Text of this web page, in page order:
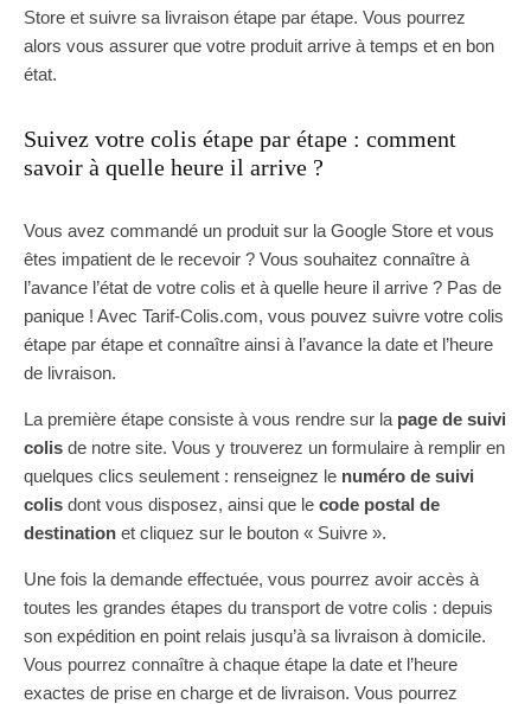
Store et suivre sa livraison étape par étape. Vous pourrez
alors vous assurer que votre produit arrive à temps et en bon
état.
Suivez votre colis étape par étape : comment
savoir à quelle heure il arrive ?
Vous avez commandé un produit sur la Google Store et vous
êtes impatient de le recevoir ? Vous souhaitez connaître à
l’avance l’état de votre colis et à quelle heure il arrive ? Pas de
panique ! Avec Tarif-Colis.com, vous pouvez suivre votre colis
étape par étape et connaître ainsi à l’avance la date et l’heure
de livraison.
La première étape consiste à vous rendre sur la page de suivi
colis de notre site. Vous y trouverez un formulaire à remplir en
quelques clics seulement : renseignez le numéro de suivi
colis dont vous disposez, ainsi que le code postal de
destination et cliquez sur le bouton « Suivre ».
Une fois la demande effectuée, vous pourrez avoir accès à
toutes les grandes étapes du transport de votre colis : depuis
son expédition en point relais jusqu’à sa livraison à domicile.
Vous pourrez connaître à chaque étape la date et l’heure
exactes de prise en charge et de livraison. Vous pourrez